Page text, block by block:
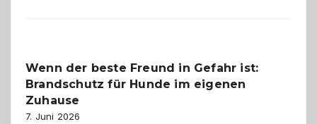
und
herzlich
Wenn der beste Freund in Gefahr ist:
Brandschutz für Hunde im eigenen
Zuhause
7. Juni 2026